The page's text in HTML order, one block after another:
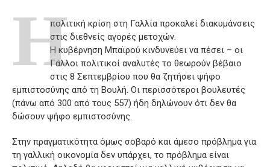
Ηπολιτική κρίση στη Γαλλία προκαλεί διακυμάνσεις
στις διεθνείς αγορές μετοχών.
Η κυβέρνηση Μπαϊρού κινδυνεύει να πέσει – οι
Γάλλοι πολιτικοί αναλυτές το θεωρούν βέβαιο
στις 8 Σεπτεμβρίου που θα ζητήσει ψήφο
εμπιστοσύνης από τη Βουλή. Οι περισσότεροι βουλευτές
(πάνω από 300 από τους 557) ήδη δηλώνουν ότι δεν θα
δώσουν ψήφο εμπιστοσύνης.
Στην πραγματικότητα όμως σοβαρό και άμεσο πρόβλημα για
τη γαλλική οικονομία δεν υπάρχει, το πρόβλημα είναι